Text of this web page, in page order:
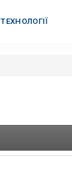
ТЕХНОЛОГІЇ